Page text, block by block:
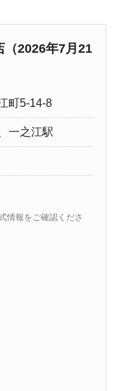
（2026年7月21
町5-14-8
一之江駅
情報をご確認くださ